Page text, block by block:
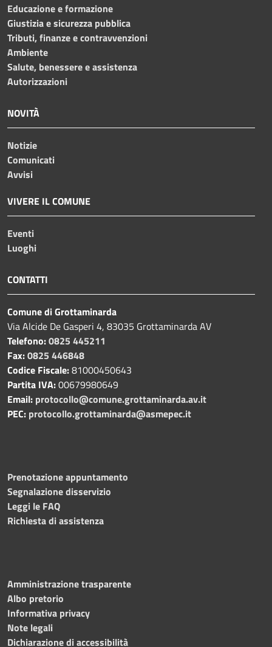
Educazione e formazione
Giustizia e sicurezza pubblica
Tributi, finanze e contravvenzioni
Ambiente
Salute, benessere e assistenza
Autorizzazioni
NOVITÀ
Notizie
Comunicati
Avvisi
VIVERE IL COMUNE
Eventi
Luoghi
CONTATTI
Comune di Grottaminarda
Via Alcide De Gasperi 4, 83035 Grottaminarda AV
Telefono:0825 445211
Fax:0825 446848
Codice Fiscale:81000450643
Partita IVA:00679980649
Email: protocollo@comune.grottaminarda.av.it
PEC: protocollo.grottaminarda@asmepec.it
Prenotazione appuntamento
Segnalazione disservizio
Leggi le FAQ
Richiesta di assistenza
Amministrazione trasparente
Albo pretorio
Informativa privacy
Note legali
Dichiarazione di accessibilità